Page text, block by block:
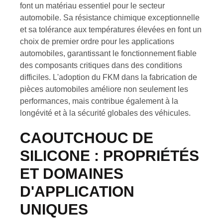
font un matériau essentiel pour le secteur
automobile. Sa résistance chimique exceptionnelle
et sa tolérance aux températures élevées en font un
choix de premier ordre pour les applications
automobiles, garantissant le fonctionnement fiable
des composants critiques dans des conditions
difficiles. L'adoption du FKM dans la fabrication de
pièces automobiles améliore non seulement les
performances, mais contribue également à la
longévité et à la sécurité globales des véhicules.
CAOUTCHOUC DE
SILICONE : PROPRIÉTÉS
ET DOMAINES
D'APPLICATION
UNIQUES